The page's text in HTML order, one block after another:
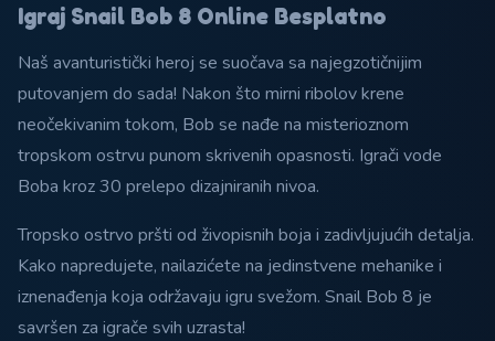
Igraj Snail Bob 8 Online Besplatno
Naš avanturistički heroj se suočava sa najegzotičnijim
putovanjem do sada! Nakon što mirni ribolov krene
neočekivanim tokom, Bob se nađe na misterioznom
tropskom ostrvu punom skrivenih opasnosti. Igrači vode
Boba kroz 30 prelepo dizajniranih nivoa.
Tropsko ostrvo pršti od živopisnih boja i zadivljujućih detalja.
Kako napredujete, nailazićete na jedinstvene mehanike i
iznenađenja koja održavaju igru svežom. Snail Bob 8 je
savršen za igrače svih uzrasta!